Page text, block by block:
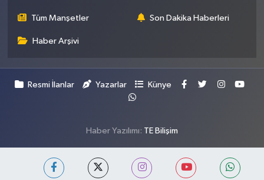
Tüm Manşetler Son Dakika Haberleri
Haber Arşivi
Resmi İlanlar Yazarlar Künye
Haber Yazılımı: TE Bilişim